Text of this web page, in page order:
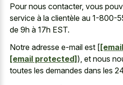
Pour nous contacter, vous
service à la clientèle au 1-800-
de 9h à 17h EST.
Notre adresse e-mail est [
[email protected] ), et nous
toutes les demandes dans les